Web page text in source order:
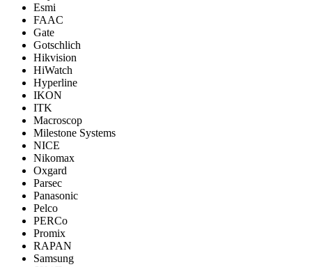
Esmi
FAAC
Gate
Gotschlich
Hikvision
HiWatch
Hyperline
IKON
ITK
Macroscop
Milestone Systems
NICE
Nikomax
Oxgard
Parsec
Panasonic
Pelco
PERCo
Promix
RAPAN
Samsung